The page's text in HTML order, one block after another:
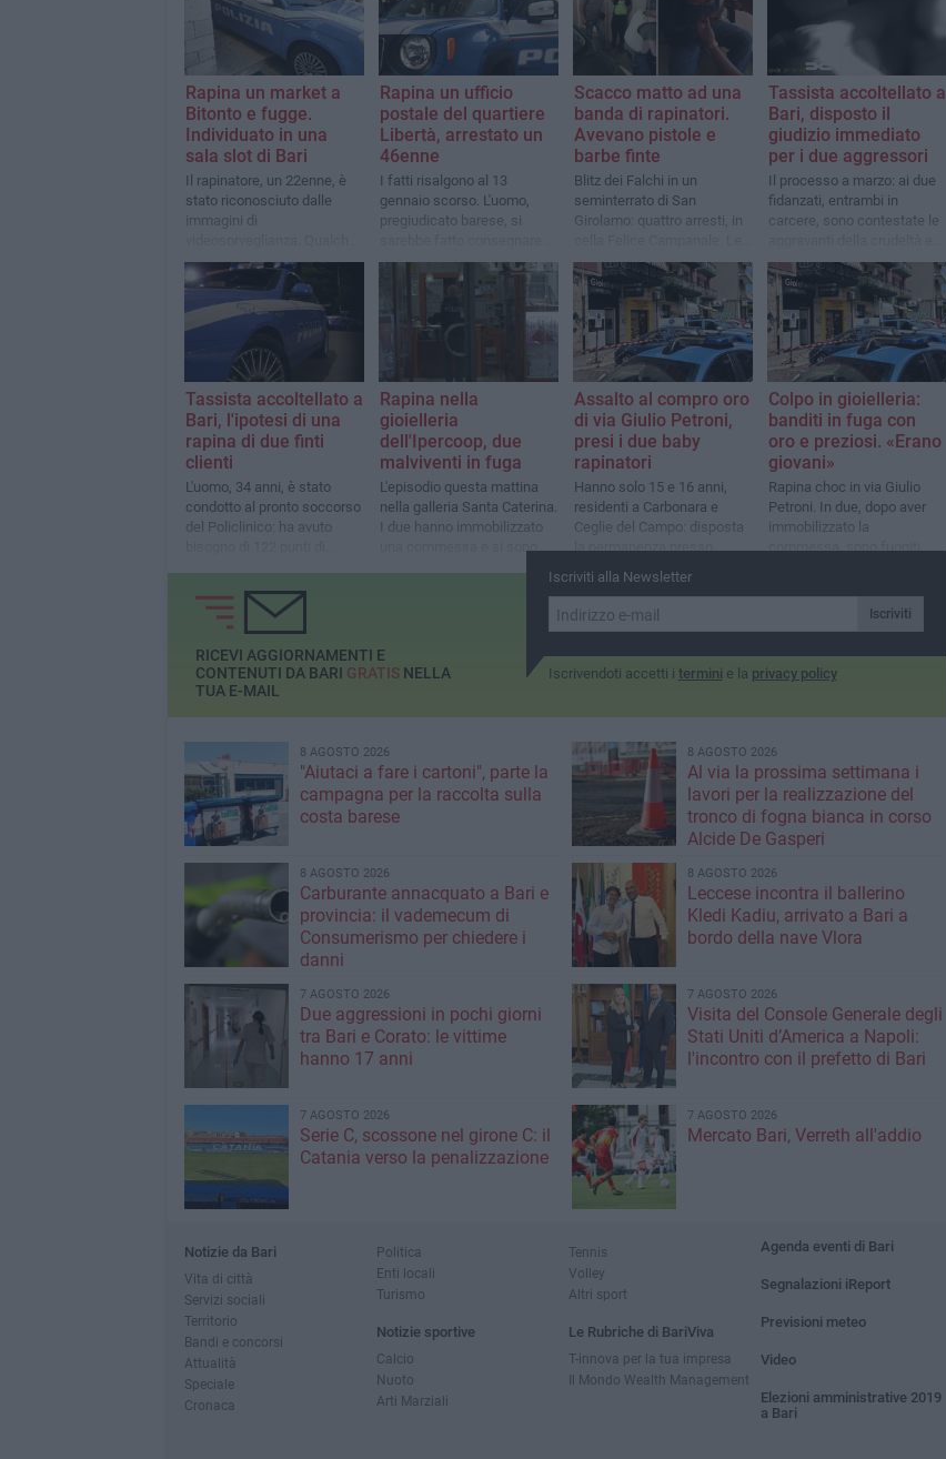
Rapina un market a
Bitonto e fugge.
Individuato in una
sala slot di Bari
Il rapinatore, un 22enne, è
stato riconosciuto dalle
immagini di
minuto prima di entrare nel
negozio era fuori a volto
scoperto
Rapina un ufficio
postale del quartiere
Libertà, arrestato un
46enne
I fatti risalgono al 13
gennaio scorso. L'uomo,
pregiudicato barese, si
somma di 270 euro
Scacco matto ad una
banda di rapinatori.
Avevano pistole e
barbe finte
Blitz dei Falchi in un
seminterrato di San
Girolamo: quattro arresti, in
fasi dell’arresto sono
diventate virali in rete
Tassista accoltellato a
Bari, disposto il
giudizio immediato
per i due aggressori
Il processo a marzo: ai due
fidanzati, entrambi in
carcere, sono contestate le
dell’uso di un’arma
Tassista accoltellato a
Bari, l'ipotesi di una
rapina di due finti
clienti
L'uomo, 34 anni, è stato
condotto al pronto soccorso
del Policlinico: ha avuto
Rapina nella
gioielleria
dell'Ipercoop, due
malviventi in fuga
L'episodio questa mattina
nella galleria Santa Caterina.
I due hanno immobilizzato
una commessa e si sono
Assalto al compro oro
di via Giulio Petroni,
presi i due baby
rapinatori
Hanno solo 15 e 16 anni,
residenti a Carbonara e
Ceglie del Campo: disposta
la permanenza presso
l'abitazione di famiglia
Colpo in gioielleria:
banditi in fuga con
oro e preziosi. «Erano
giovani»
Rapina choc in via Giulio
Petroni. In due, dopo aver
immobilizzato la
commessa, sono fuggiti
Iscriviti alla Newsletter
Iscriviti
Iscrivendoti accetti i termini e la privacy policy
RICEVI AGGIORNAMENTI E
CONTENUTI DA BARI GRATISNELLA
TUA E-MAIL
8 AGOSTO 2026
"Aiutaci a fare i cartoni", parte la
campagna per la raccolta sulla
costa barese
8 AGOSTO 2026
Al via la prossima settimana i
lavori per la realizzazione del
tronco di fogna bianca in corso
Alcide De Gasperi
8 AGOSTO 2026
Carburante annacquato a Bari e
provincia: il vademecum di
Consumerismo per chiedere i
danni
8 AGOSTO 2026
Leccese incontra il ballerino
Kledi Kadiu, arrivato a Bari a
bordo della nave Vlora
7 AGOSTO 2026
Due aggressioni in pochi giorni
tra Bari e Corato: le vittime
hanno 17 anni
7 AGOSTO 2026
Visita del Console Generale degli
Stati Uniti d’America a Napoli:
l'incontro con il prefetto di Bari
7 AGOSTO 2026
Serie C, scossone nel girone C: il
Catania verso la penalizzazione
7 AGOSTO 2026
Mercato Bari, Verreth all'addio
Notizie da Bari
Vita di città
Servizi sociali
Territorio
Bandi e concorsi
Attualità
Speciale
Cronaca
Politica
Enti locali
Turismo
Notizie sportive
Calcio
Nuoto
Arti Marziali
Tennis
Volley
Altri sport
Le Rubriche di BariViva
T-innova per la tua impresa
Il Mondo Wealth Management
Agenda eventi di Bari
Segnalazioni iReport
Previsioni meteo
Video
Elezioni amministrative 2019
a Bari